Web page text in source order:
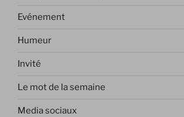
Evénement
Humeur
Invité
Le mot de la semaine
Media sociaux